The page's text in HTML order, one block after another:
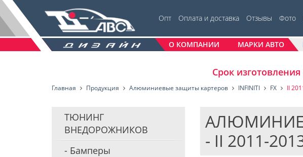
Опт Оплата и доставка Отзывы Фото
О КОМПАНИИ МАРКИ АВТО
Срок
Главная Продукция Алюминиевые защиты картеров INFINITI FX II
- II 2011-
ТЮНИНГ
ВНЕДОРОЖНИКОВ
Бамперы